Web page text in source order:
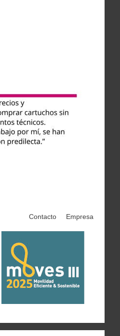
Contacto Empresa